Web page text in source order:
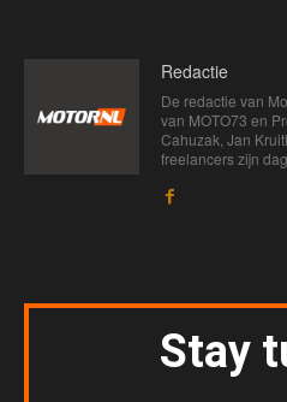
Redactie
De redactie van
van MOTO73 en
Cahuzak, Jan
freelancers zijn
Stay